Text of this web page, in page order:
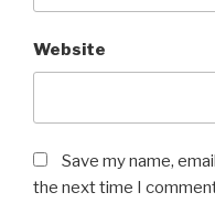
Website
Save my name,
the next time I